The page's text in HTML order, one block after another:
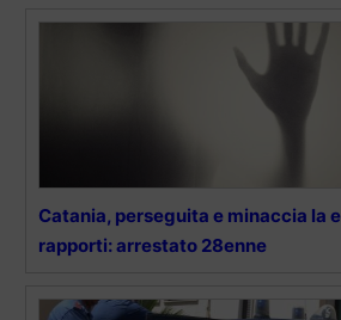
Catania, perseguita e minaccia la
rapporti: arrestato 28enne